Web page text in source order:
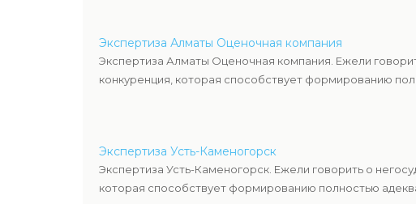
Экспертиза Алматы Оценочная компания
Экспертиза Алматы Оценочная компания. Ежели
конкуренция, которая способствует формированию
Экспертиза Усть-Каменогорск
Экспертиза Усть-Каменогорск. Ежели говорить о
которая способствует формированию полностью